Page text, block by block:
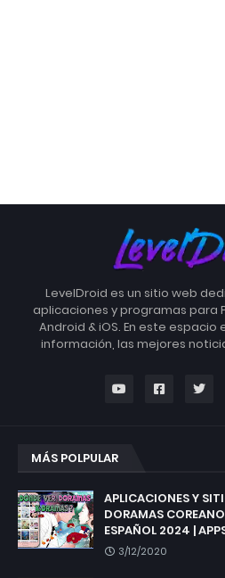
LevelDroid es un sitio web
aplicaciones y programas para
Android & iOS. En este
información, las mejores
MÁS POLPULAR
APLICACIONES Y
DORAMAS
ESPAÑOL 2024 |
3/12/2020